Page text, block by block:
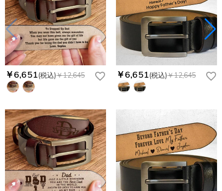
￥6,651(税込)￥12,645 ￥6,651(税込)￥12,645